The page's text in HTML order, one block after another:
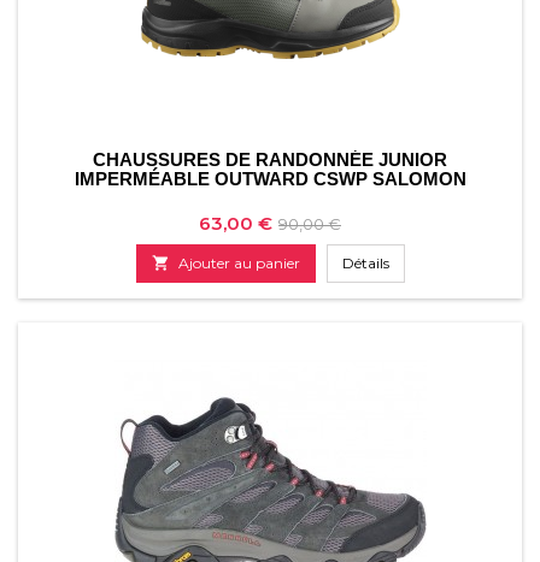
CHAUSSURES DE RANDONNÉE JUNIOR
IMPERMÉABLE OUTWARD CSWP SALOMON
Prix
63,00 € Prix
de
base
90,00 €
 Ajouter au panier Détails